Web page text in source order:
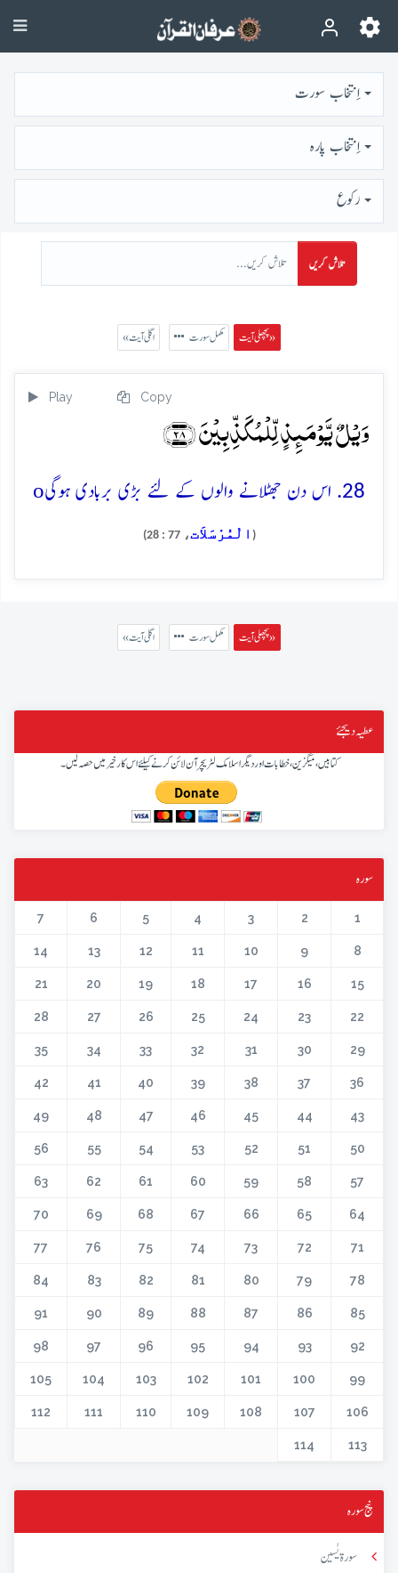
اِنتخاب سورت
اِنتخاب پارہ
رُكوع
تلاش کریں
پچھلی آیت » مکمل سورت « اگلی آیت
Play Copy
وَیۡلٌ یَّوۡمَئِذٍ لِّلۡمُکَذِّبِیۡنَ ﴿۲۸﴾
28. اس دن جھٹلانے والوں کے لئے بڑی بربادی ہوگی o
( الْمُرْسَلاَت، 77 : 28)
پچھلی آیت » مکمل سورت « اگلی آیت
عطیہ دیجئے
کتابیں، میگزین، خطابات اور دیگر اسلامک لٹریچر آن لائن کرنے کیلئے اس کار خیر میں حصہ لیں۔
سورہ
1
2
3
4
5
6
7
8
9
10
11
12
13
14
15
16
17
18
19
20
21
22
23
24
25
26
27
28
29
30
31
32
33
34
35
36
37
38
39
40
41
42
43
44
45
46
47
48
49
50
51
52
53
54
55
56
57
58
59
60
61
62
63
64
65
66
67
68
69
70
71
72
73
74
75
76
77
78
79
80
81
82
83
84
85
86
87
88
89
90
91
92
93
94
95
96
97
98
99
100
101
102
103
104
105
106
107
108
109
110
111
112
113
114
پنج سورہ
سورۃ یٰسین